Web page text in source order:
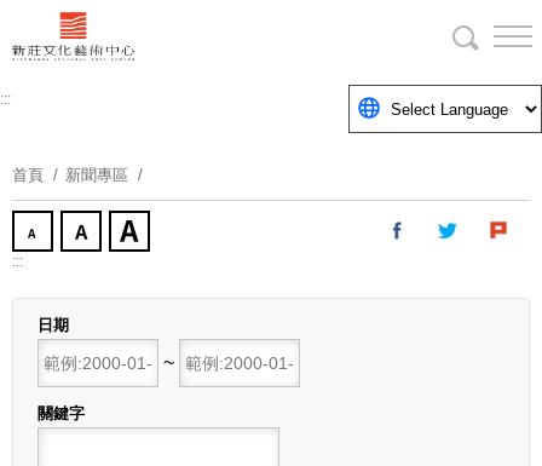
到
要
塊
:::
首頁 新聞專區
:::
日期
開始日期
~
結束日期
關鍵字